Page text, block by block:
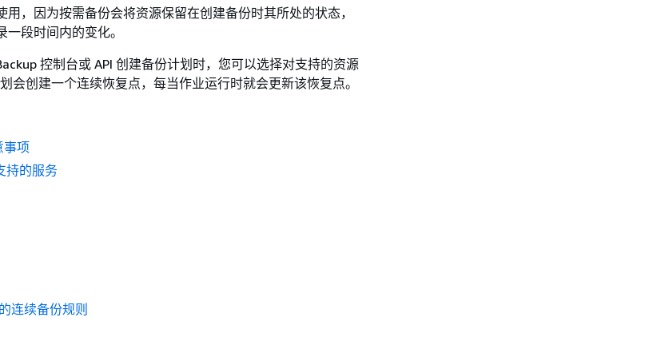
用，因为按需备份会将资源保留在创建备份时其所处的状态，
段时间内的变化。
控制台或 API 创建备份计划时，您可以选择对支持的资源
会创建一个连续恢复点，每当作业运行时就会更新该恢复点。
项
持的服务
连续备份规则